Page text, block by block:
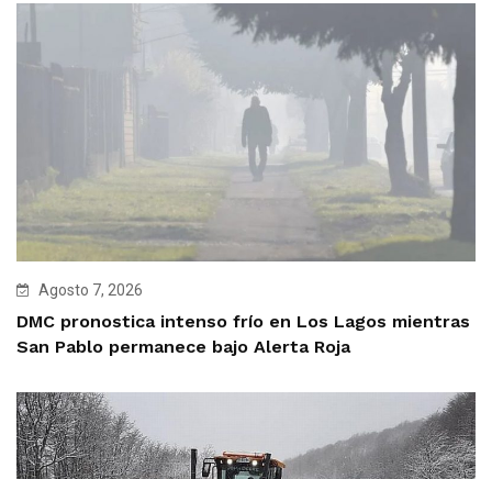
Agosto 7, 2026
DMC pronostica intenso frío en Los Lagos mientras
San Pablo permanece bajo Alerta Roja